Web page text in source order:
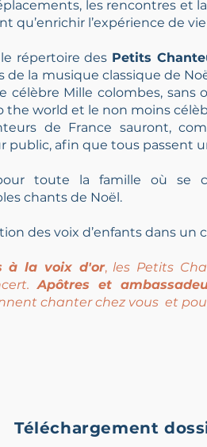
les rencontres et
qu’enrichir l’expérience de
répertoire des Petits
de la musique classique de
célèbre Mille colombes,
the world et le non moins
de France sauront,
public, afin que tous passent
toute la famille où se
chants de Noël.
des voix d’enfants dans
à la voix d'or,les Petits
Apôtres et
chanter chez vous et
Téléchargement